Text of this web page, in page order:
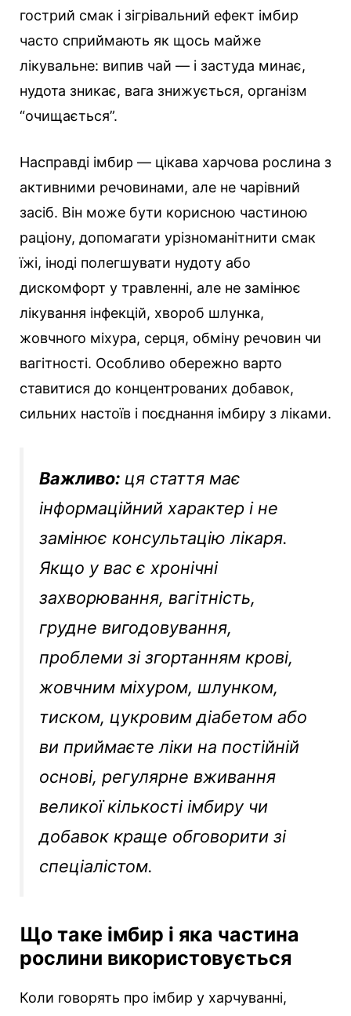
гострий смак і зігрівальний ефект імбир
часто сприймають як щось майже
лікувальне: випив чай — і застуда минає,
нудота зникає, вага знижується, організм
“очищається”.
Насправді імбир — цікава харчова рослина з
активними речовинами, але не чарівний
засіб. Він може бути корисною частиною
раціону, допомагати урізноманітнити смак
їжі, іноді полегшувати нудоту або
дискомфорт у травленні, але не замінює
лікування інфекцій, хвороб шлунка,
жовчного міхура, серця, обміну речовин чи
вагітності. Особливо обережно варто
ставитися до концентрованих добавок,
сильних настоїв і поєднання імбиру з ліками.
Важливо: ця стаття має
інформаційний характер і не
замінює консультацію лікаря.
Якщо у вас є хронічні
захворювання, вагітність,
грудне вигодовування,
проблеми зі згортанням крові,
жовчним міхуром, шлунком,
тиском, цукровим діабетом або
ви приймаєте ліки на постійній
основі, регулярне вживання
великої кількості імбиру чи
добавок краще обговорити зі
спеціалістом.
Що таке імбир і яка частина
рослини використовується
Коли говорять про імбир у харчуванні,